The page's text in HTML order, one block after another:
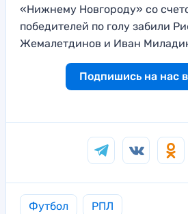
«Нижнему Новгороду» со
победителей по голу забили
Жемалетдинов и Иван
Подпишись на нас
Футбол РПЛ